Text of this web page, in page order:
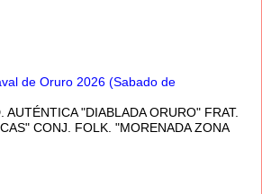
de Oruro 2026 (Sabado de
"DIABLADA ORURO" FRAT.
CONJ. FOLK. "MORENADA ZONA